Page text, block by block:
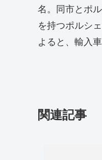
名。同市とポ
を持つポルシ
よると、輸入
関連記事